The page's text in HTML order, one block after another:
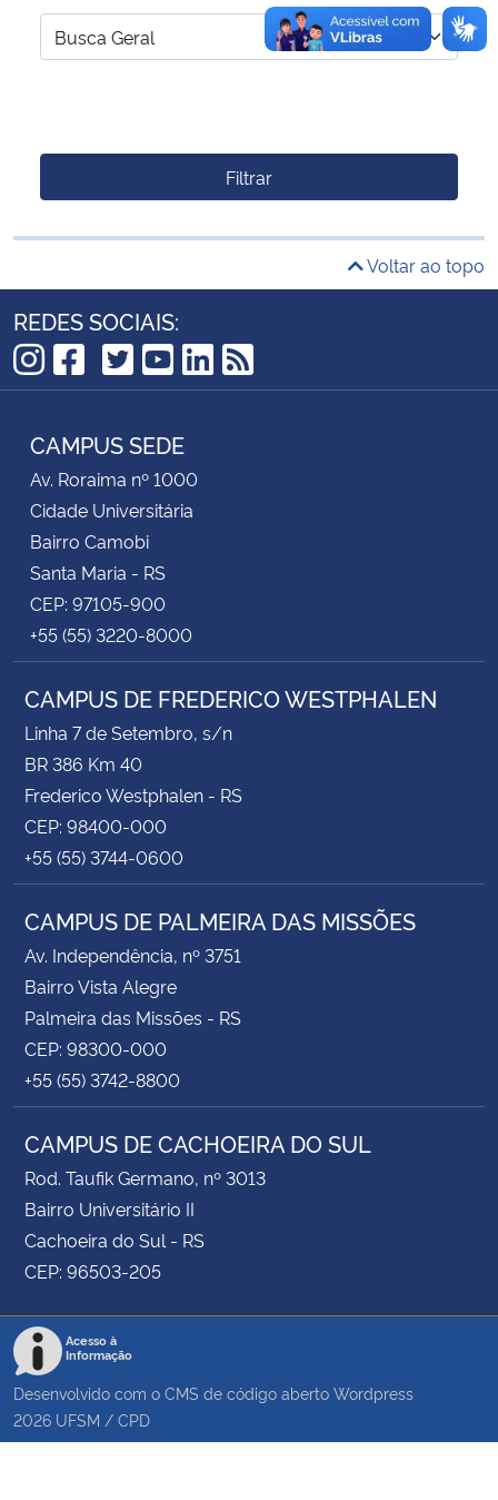
Filtrar
Voltar ao topo
REDES SOCIAIS:
Instagram
Facebook
TikTok
Twitter
YouTube
LinkedIn
RSS
CAMPUS SEDE
Av. Roraima nº 1000
Cidade Universitária
Bairro Camobi
Santa Maria - RS
CEP: 97105-900
+55 (55) 3220-8000
CAMPUS DE FREDERICO WESTPHALEN
Linha 7 de Setembro, s/n
BR 386 Km 40
Frederico Westphalen - RS
CEP: 98400-000
+55 (55) 3744-0600
CAMPUS DE PALMEIRA DAS MISSÕES
Av. Independência, nº 3751
Bairro Vista Alegre
Palmeira das Missões - RS
CEP: 98300-000
+55 (55) 3742-8800
CAMPUS DE CACHOEIRA DO SUL
Rod. Taufik Germano, nº 3013
Bairro Universitário II
Cachoeira do Sul - RS
CEP: 96503-205
Acesso à
Informação
Desenvolvido com o CMS de código aberto Wordpress
2026 UFSM / CPD